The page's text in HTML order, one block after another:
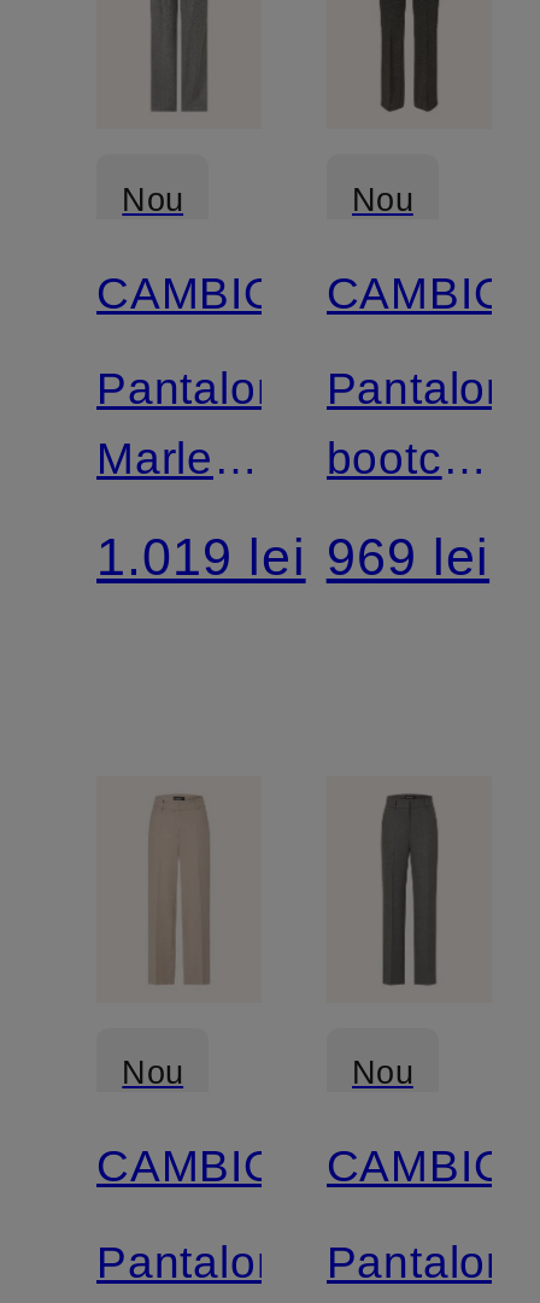
Nou
CAMBIO
Pantaloni
Marlene
ADDISON
1.019 lei
Nou
CAMBIO
Pantaloni
bootcut
FLEUR
969 lei
Nou
CAMBIO
Pantaloni
Nou
CAMBIO
Pantaloni